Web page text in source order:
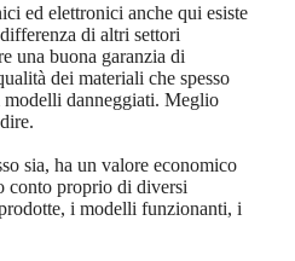
ed elettronici anche qui esiste
di altri settori
una buona garanzia di
dei materiali che spesso
danneggiati. Meglio
sia, ha un valore economico
conto proprio di diversi
i modelli funzionanti, i